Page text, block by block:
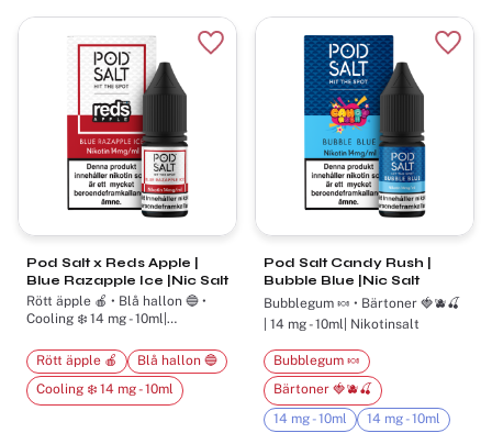
Pod Salt x Reds Apple |
Blue Razapple Ice |Nic Salt
Rött äpple 🍎 • Blå hallon 🔵 •
Cooling ❄️ 14 mg - 10ml|
Rött äpple 🍎
Blå hallon 🔵
Cooling ❄️ 14 mg - 10ml
Lägg till i favoriter
Pod Salt Candy Rush |
Bubble Blue |Nic Salt
Bubblegum 🍬 • Bärtoner 🍓🫐🍒
| 14 mg - 10ml| Nikotinsalt
Bubblegum 🍬
Bärtoner 🍓🫐🍒
14 mg - 10ml
14 mg - 10ml